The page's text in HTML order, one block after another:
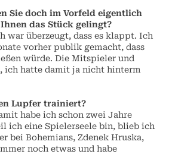
Sie doch im Vorfeld eigentlich
das Stück gelingt?
war überzeugt, dass es klappt. Ich
vorher publik gemacht, dass
würde. Die Mitspieler und
ich hatte damit ja nicht hinterm
Lupfer trainiert?
habe ich schon zwei Jahre
ich eine Spielerseele bin, blieb ich
bei Bohemians, Zdenek Hruska,
noch etwas und habe